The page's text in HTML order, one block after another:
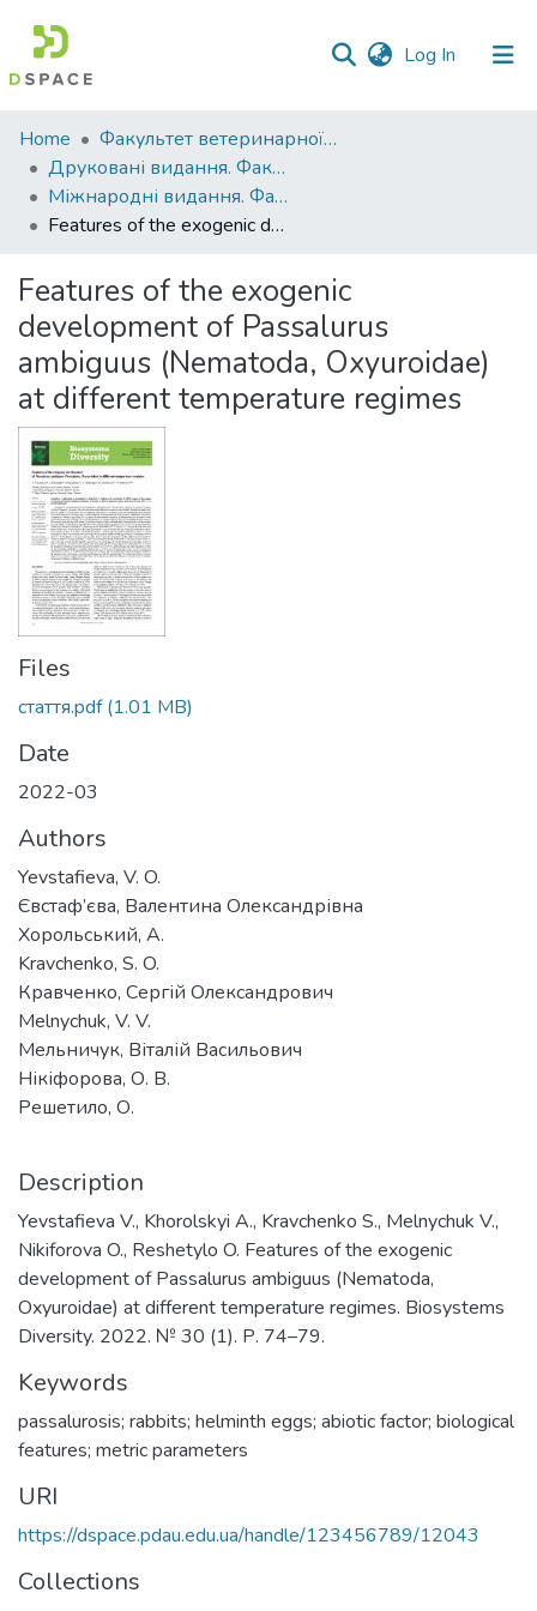
Log In (current)
Communities
&
Collections
Statistics
Home
Факультет ветеринарної медицини
Друковані видання. Факультет ветеринарної медицини
Міжнародні видання. Факультет ветеринарної медицини
Features of the exogenic development of Passalurus ambiguus (Nematoda, Oxyuroidae) at different temperature regimes
Features of the exogenic
development of Passalurus
ambiguus (Nematoda, Oxyuroidae)
at different temperature regimes
Files
стаття.pdf(1.01 MB)
Date
2022-03
Authors
Yevstafieva, V. O.
Євстаф’єва, Валентина Олександрівна
Хорольський, А.
Kravchenko, S. O.
Кравченко, Сергій Олександрович
Melnychuk, V. V.
Мельничук, Віталій Васильович
Нікіфорова, О. В.
Решетило, О.
Description
Yevstafieva V., Khorolskyi A., Kravchenko S., Melnychuk V.,
Nikiforova O., Reshetylo O. Features of the exogenic
development of Passalurus ambiguus (Nematoda,
Oxyuroidae) at different temperature regimes. Biosystems
Diversity. 2022. № 30 (1). Р. 74–79.
Keywords
passalurosis; rabbits; helminth eggs; abiotic factor; biological
features; metric parameters
URI
https://dspace.pdau.edu.ua/handle/123456789/12043
Collections